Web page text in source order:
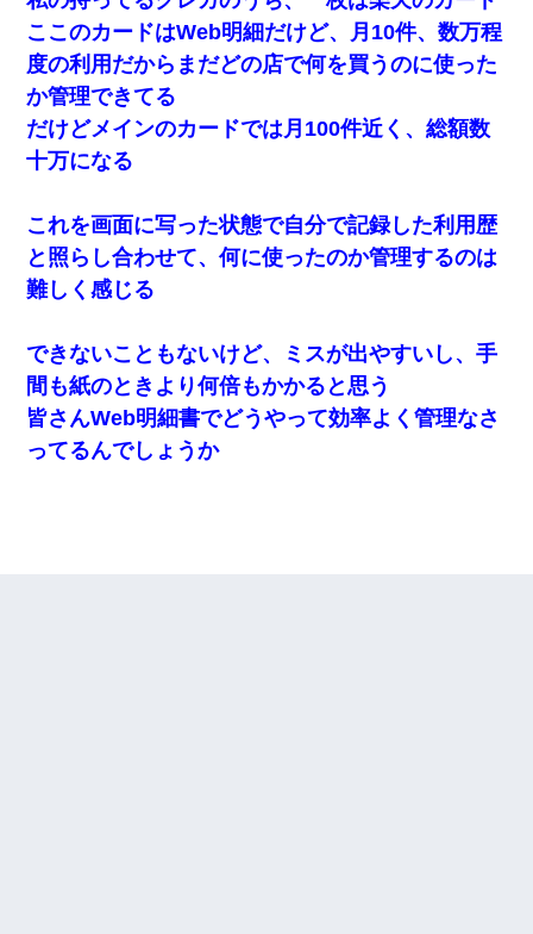
ここのカードはWeb明細だけど、月10件、数万程
度の利用だからまだどの店で何を買うのに使った
か管理できてる
だけどメインのカードでは月100件近く、総額数
十万になる
これを画面に写った状態で自分で記録した利用歴
と照らし合わせて、何に使ったのか管理するのは
難しく感じる
できないこともないけど、ミスが出やすいし、手
間も紙のときより何倍もかかると思う
皆さんWeb明細書でどうやって効率よく管理なさ
ってるんでしょうか